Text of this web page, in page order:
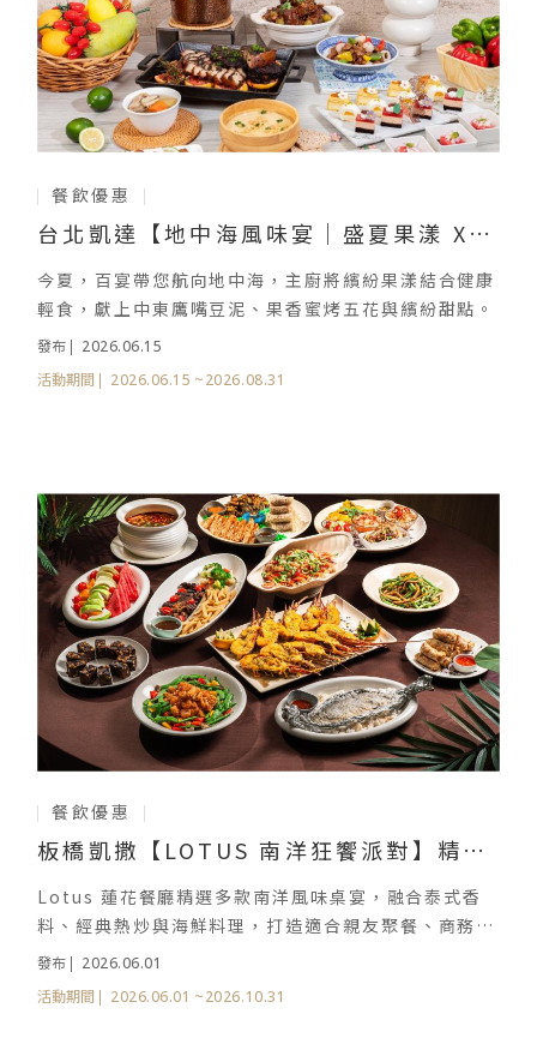
餐飲優惠
台北凱達【地中海風味宴｜盛夏果漾 X
新鮮蔬果 X 輕食無負擔】
今夏，百宴帶您航向地中海，主廚將繽紛果漾結合健康
輕食，獻上中東鷹嘴豆泥、果香蜜烤五花與繽紛甜點。
發布 2026.06.15
活動期間 2026.06.15 ~2026.08.31
餐飲優惠
板橋凱撒【LOTUS 南洋狂饗派對】精選
Lotus 蓮花餐廳精選多款南洋風味桌宴，融合泰式香
料、經典熱炒與海鮮料理，打造適合親友聚餐、商務餐
敘與團體聚會的用餐體驗。
發布 2026.06.01
活動期間 2026.06.01 ~2026.10.31